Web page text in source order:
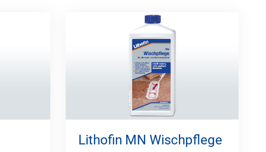
Lithofin MN Wischpflege